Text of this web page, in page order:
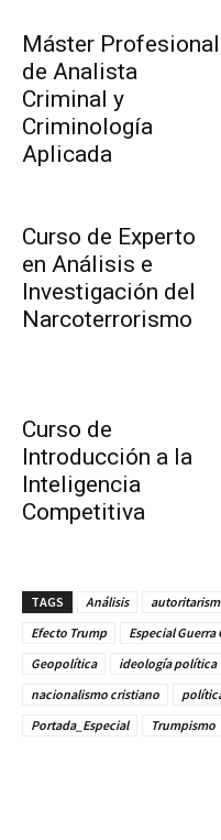
Máster Profesional
de Analista
Criminal y
Criminología
Aplicada
Curso de Experto
en Análisis e
Investigación del
Narcoterrorismo
Curso de
Introducción a la
Inteligencia
Competitiva
TAGS Análisis
Efecto Trump
Especial Guerra
Geopolítica
ideología política
nacionalismo cristiano
Portada_Especial
Trumpismo